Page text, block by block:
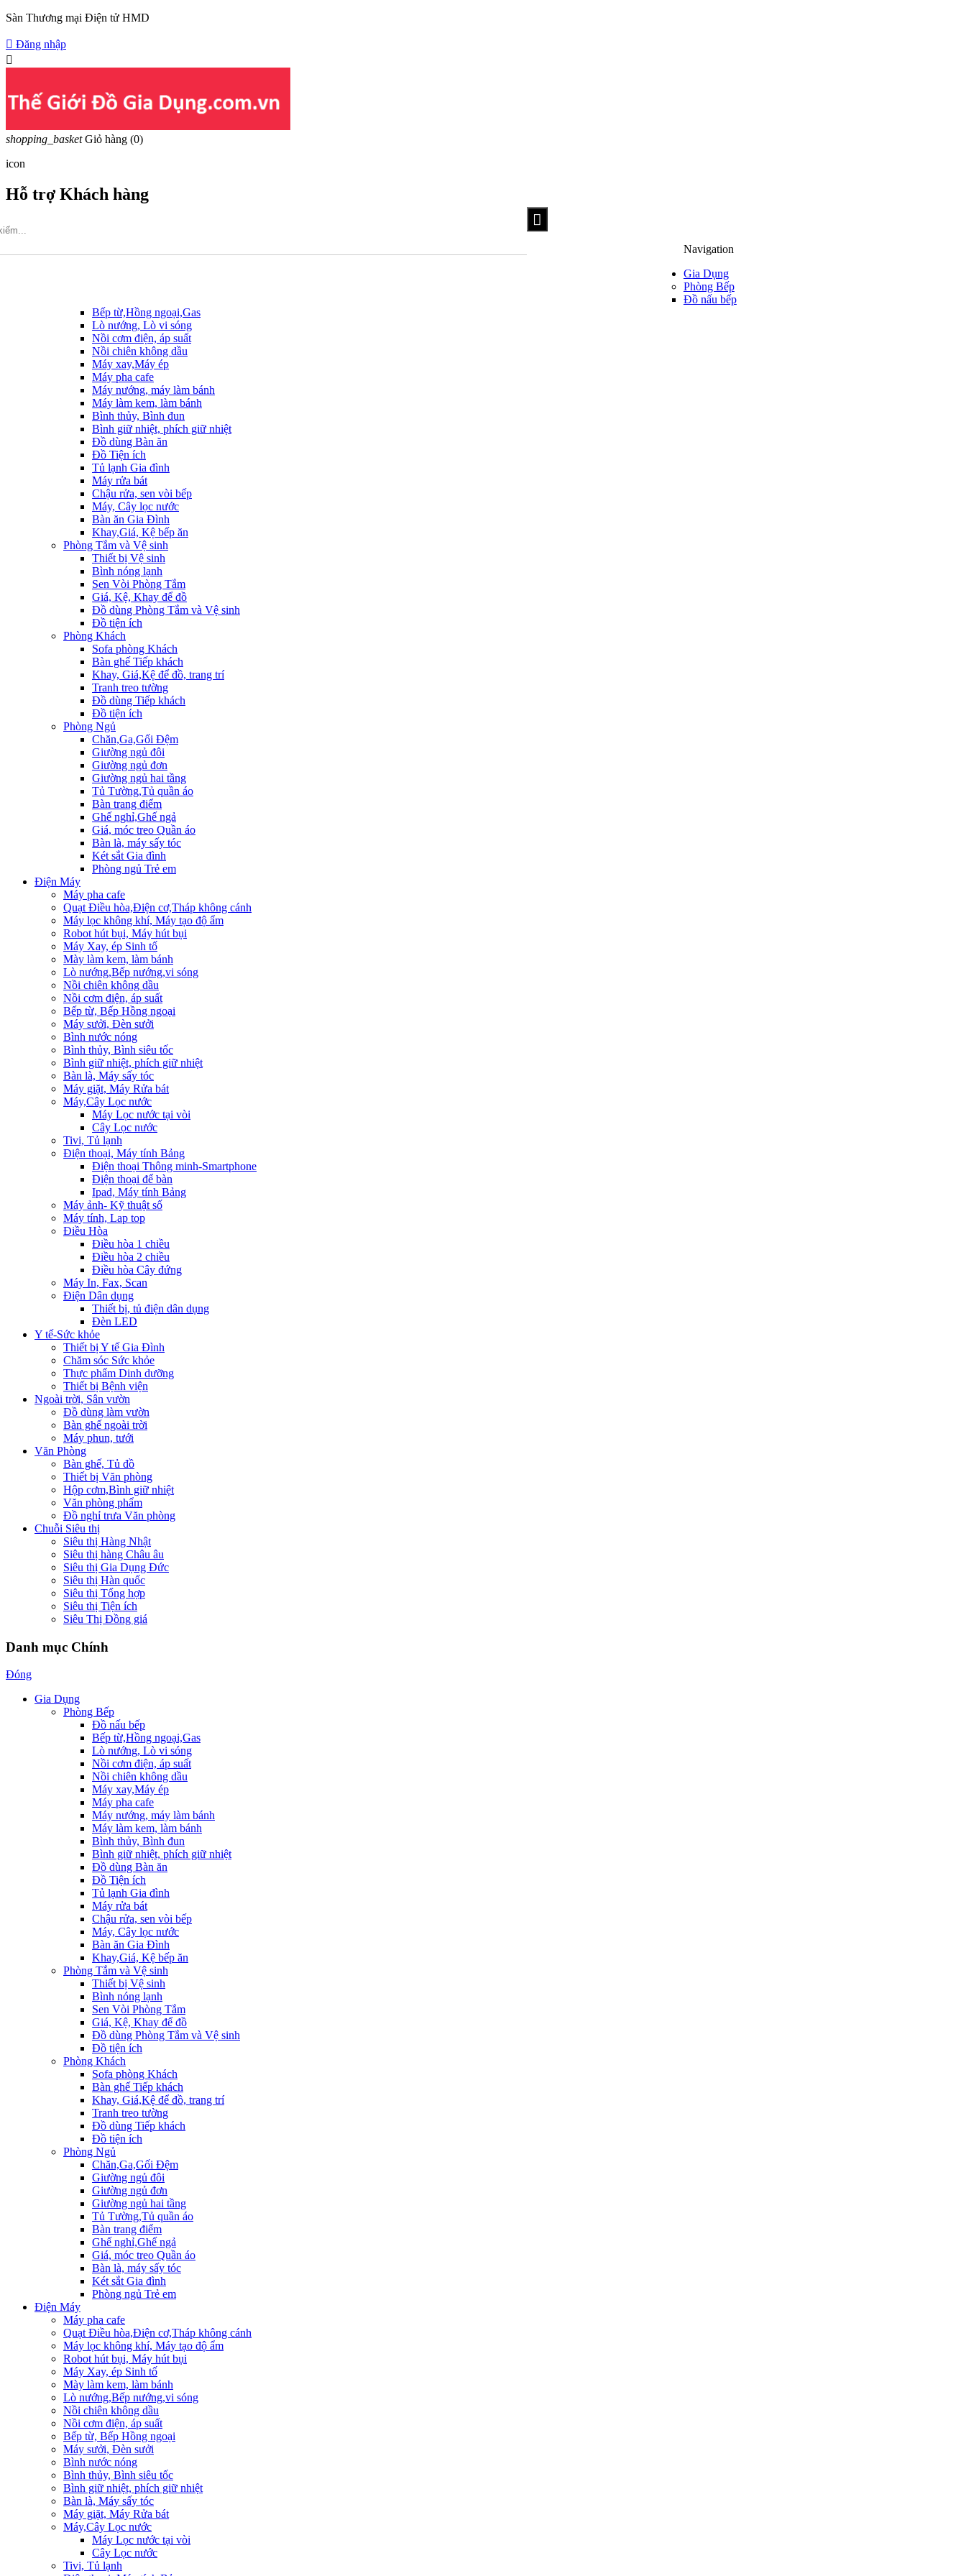
Sàn Thương mại Điện tử HMD
 Đăng nhập

shopping_basket Giỏ hàng (0)
icon
Hỗ trợ Khách hàng
Hotline: 09317.456.44
Navigation
Gia Dụng
Phòng Bếp
Đồ nấu bếp
Bếp từ,Hồng ngoại,Gas
Lò nướng, Lò vi sóng
Nồi cơm điện, áp suất
Nồi chiên không dầu
Máy xay,Máy ép
Máy pha cafe
Máy nướng, máy làm bánh
Máy làm kem, làm bánh
Bình thủy, Bình đun
Bình giữ nhiệt, phích giữ nhiệt
Đồ dùng Bàn ăn
Đồ Tiện ích
Tủ lạnh Gia đình
Máy rửa bát
Chậu rửa, sen vòi bếp
Máy, Cây lọc nước
Bàn ăn Gia Đình
Khay,Giá, Kệ bếp ăn
Phòng Tắm và Vệ sinh
Thiết bị Vệ sinh
Bình nóng lạnh
Sen Vòi Phòng Tắm
Giá, Kệ, Khay để đồ
Đồ dùng Phòng Tắm và Vệ sinh
Đồ tiện ích
Phòng Khách
Sofa phòng Khách
Bàn ghế Tiếp khách
Khay, Giá,Kệ để đồ, trang trí
Tranh treo tường
Đồ dùng Tiếp khách
Đồ tiện ích
Phòng Ngủ
Chăn,Ga,Gối Đệm
Giường ngủ đôi
Giường ngủ đơn
Giường ngủ hai tầng
Tủ Tường,Tủ quần áo
Bàn trang điểm
Ghế nghỉ,Ghế ngả
Giá, móc treo Quần áo
Bàn là, máy sấy tóc
Két sắt Gia đình
Phòng ngủ Trẻ em
Điện Máy
Máy pha cafe
Quạt Điều hòa,Điện cơ,Tháp không cánh
Máy lọc không khí, Máy tạo độ ẩm
Robot hút bụi, Máy hút bụi
Máy Xay, ép Sinh tố
Mày làm kem, làm bánh
Lò nướng,Bếp nướng,vi sóng
Nồi chiên không dầu
Nồi cơm điện, áp suất
Bếp từ, Bếp Hồng ngoại
Máy sưởi, Đèn sưởi
Bình nước nóng
Bình thủy, Bình siêu tốc
Bình giữ nhiệt, phích giữ nhiệt
Bàn là, Máy sấy tóc
Máy giặt, Máy Rửa bát
Máy,Cây Lọc nước
Máy Lọc nước tại vòi
Cây Lọc nước
Tivi, Tủ lạnh
Điện thoại, Máy tính Bảng
Điện thoại Thông minh-Smartphone
Điện thoại để bàn
Ipad, Máy tính Bảng
Máy ảnh- Kỹ thuật số
Máy tính, Lap top
Điều Hòa
Điều hòa 1 chiều
Điều hòa 2 chiều
Điều hòa Cây đứng
Máy In, Fax, Scan
Điện Dân dụng
Thiết bị, tủ điện dân dụng
Đèn LED
Y tế-Sức khỏe
Thiết bị Y tế Gia Đình
Chăm sóc Sức khỏe
Thực phẩm Dinh dưỡng
Thiết bị Bệnh viện
Ngoài trời, Sân vườn
Đồ dùng làm vườn
Bàn ghế ngoài trời
Máy phun, tưới
Văn Phòng
Bàn ghế, Tủ đồ
Thiết bị Văn phòng
Hộp cơm,Bình giữ nhiệt
Văn phòng phẩm
Đồ nghỉ trưa Văn phòng
Chuỗi Siêu thị
Siêu thị Hàng Nhật
Siêu thị hàng Châu âu
Siêu thị Gia Dụng Đức
Siêu thị Hàn quốc
Siêu thị Tổng hợp
Siêu thị Tiện ích
Siêu Thị Đồng giá
Danh mục Chính
Đóng
Gia Dụng
Phòng Bếp
Đồ nấu bếp
Bếp từ,Hồng ngoại,Gas
Lò nướng, Lò vi sóng
Nồi cơm điện, áp suất
Nồi chiên không dầu
Máy xay,Máy ép
Máy pha cafe
Máy nướng, máy làm bánh
Máy làm kem, làm bánh
Bình thủy, Bình đun
Bình giữ nhiệt, phích giữ nhiệt
Đồ dùng Bàn ăn
Đồ Tiện ích
Tủ lạnh Gia đình
Máy rửa bát
Chậu rửa, sen vòi bếp
Máy, Cây lọc nước
Bàn ăn Gia Đình
Khay,Giá, Kệ bếp ăn
Phòng Tắm và Vệ sinh
Thiết bị Vệ sinh
Bình nóng lạnh
Sen Vòi Phòng Tắm
Giá, Kệ, Khay để đồ
Đồ dùng Phòng Tắm và Vệ sinh
Đồ tiện ích
Phòng Khách
Sofa phòng Khách
Bàn ghế Tiếp khách
Khay, Giá,Kệ để đồ, trang trí
Tranh treo tường
Đồ dùng Tiếp khách
Đồ tiện ích
Phòng Ngủ
Chăn,Ga,Gối Đệm
Giường ngủ đôi
Giường ngủ đơn
Giường ngủ hai tầng
Tủ Tường,Tủ quần áo
Bàn trang điểm
Ghế nghỉ,Ghế ngả
Giá, móc treo Quần áo
Bàn là, máy sấy tóc
Két sắt Gia đình
Phòng ngủ Trẻ em
Điện Máy
Máy pha cafe
Quạt Điều hòa,Điện cơ,Tháp không cánh
Máy lọc không khí, Máy tạo độ ẩm
Robot hút bụi, Máy hút bụi
Máy Xay, ép Sinh tố
Mày làm kem, làm bánh
Lò nướng,Bếp nướng,vi sóng
Nồi chiên không dầu
Nồi cơm điện, áp suất
Bếp từ, Bếp Hồng ngoại
Máy sưởi, Đèn sưởi
Bình nước nóng
Bình thủy, Bình siêu tốc
Bình giữ nhiệt, phích giữ nhiệt
Bàn là, Máy sấy tóc
Máy giặt, Máy Rửa bát
Máy,Cây Lọc nước
Máy Lọc nước tại vòi
Cây Lọc nước
Tivi, Tủ lạnh